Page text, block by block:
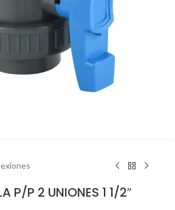
P/P 2 UNIONES 1 1/2″